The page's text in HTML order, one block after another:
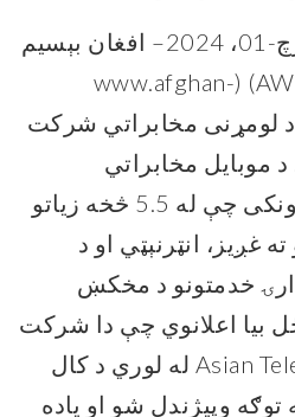
، 2024
– افغان بېسیم
www.afghan-
لومړنی مخابراتي شرکت
د موبايل مخابراتي
ی چې له 5.5
څخه زیاتو
غږيز، انټرنېټي او د
خدمتونو د مخکښ
بيا اعلانوي چې دا شرکت
Asian له لوري د کال
وپیژندل شو او یاده